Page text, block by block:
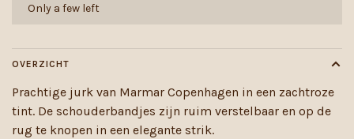
Only a few left
OVERZICHT
Prachtige jurk van Marmar Copenhagen in een zachtroze
tint. De schouderbandjes zijn ruim verstelbaar en op de
rug te knopen in een elegante strik.